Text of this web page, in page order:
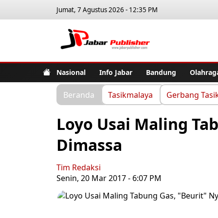
Jumat, 7 Agustus 2026 - 12:35 PM
Nasional Info Jabar Bandung
Beranda Tasikmalaya Gerbang
Loyo Usai Maling
Dimassa
Tim Redaksi
Senin, 20 Mar 2017 - 6:07 PM